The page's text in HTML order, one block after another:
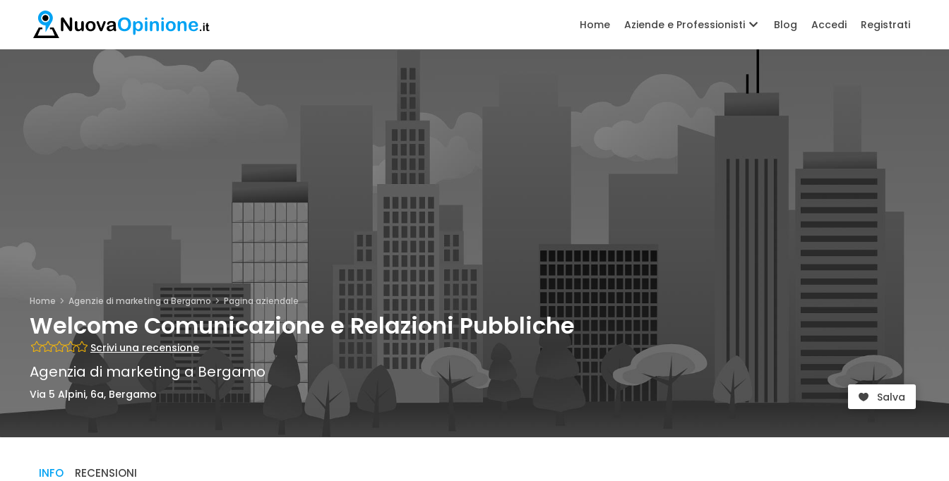
Home Aziende e Professionisti Blog Accedi Registrati
Home Agenzie di marketing a Bergamo Pagina aziendale
Welcome Comunicazione e Relazioni Pubbliche
Scrivi una recensione
Agenzia di marketing a Bergamo
Via 5 Alpini, 6a, Bergamo Salva
INFO RECENSIONI